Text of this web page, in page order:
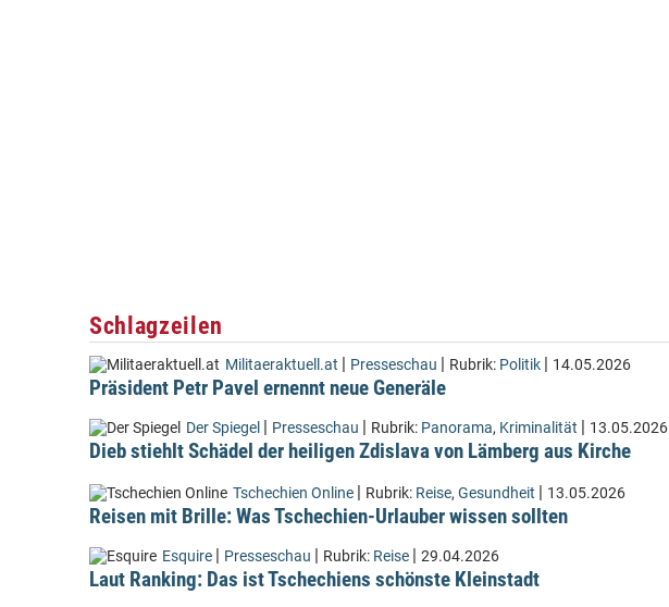
Schlagzeilen
Militaeraktuell.at | Presseschau | Rubrik: Politik | 14.05.2026
Präsident Petr Pavel ernennt neue Generäle
Der Spiegel | Presseschau | Rubrik: Panorama, Kriminalität | 13.05.2026
Dieb stiehlt Schädel der heiligen Zdislava von Lämberg aus Kirche
Tschechien Online | Rubrik: Reise, Gesundheit | 13.05.2026
Reisen mit Brille: Was Tschechien-Urlauber wissen sollten
Esquire | Presseschau | Rubrik: Reise | 29.04.2026
Laut Ranking: Das ist Tschechiens schönste Kleinstadt